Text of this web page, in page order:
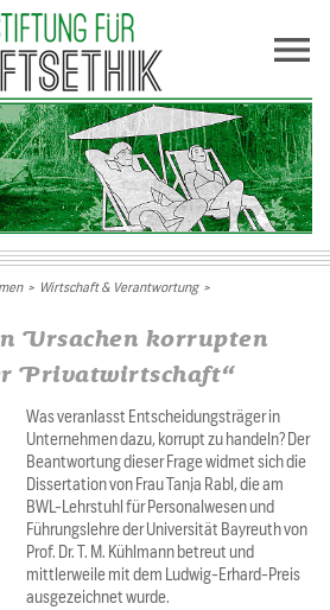
> Wirtschaft & Verantwortung>
Ursachen korrupten
Privatwirtschaft“
Was veranlasst Entscheidungsträger in
Unternehmen dazu, korrupt zu handeln? Der
Beantwortung dieser Frage widmet sich die
Dissertation von Frau Tanja Rabl, die am
BWL-Lehrstuhl für Personalwesen und
Führungslehre der Universität Bayreuth von
Prof. Dr. T. M. Kühlmann betreut und
mittlerweile mit dem Ludwig-Erhard-Preis
ausgezeichnet wurde.